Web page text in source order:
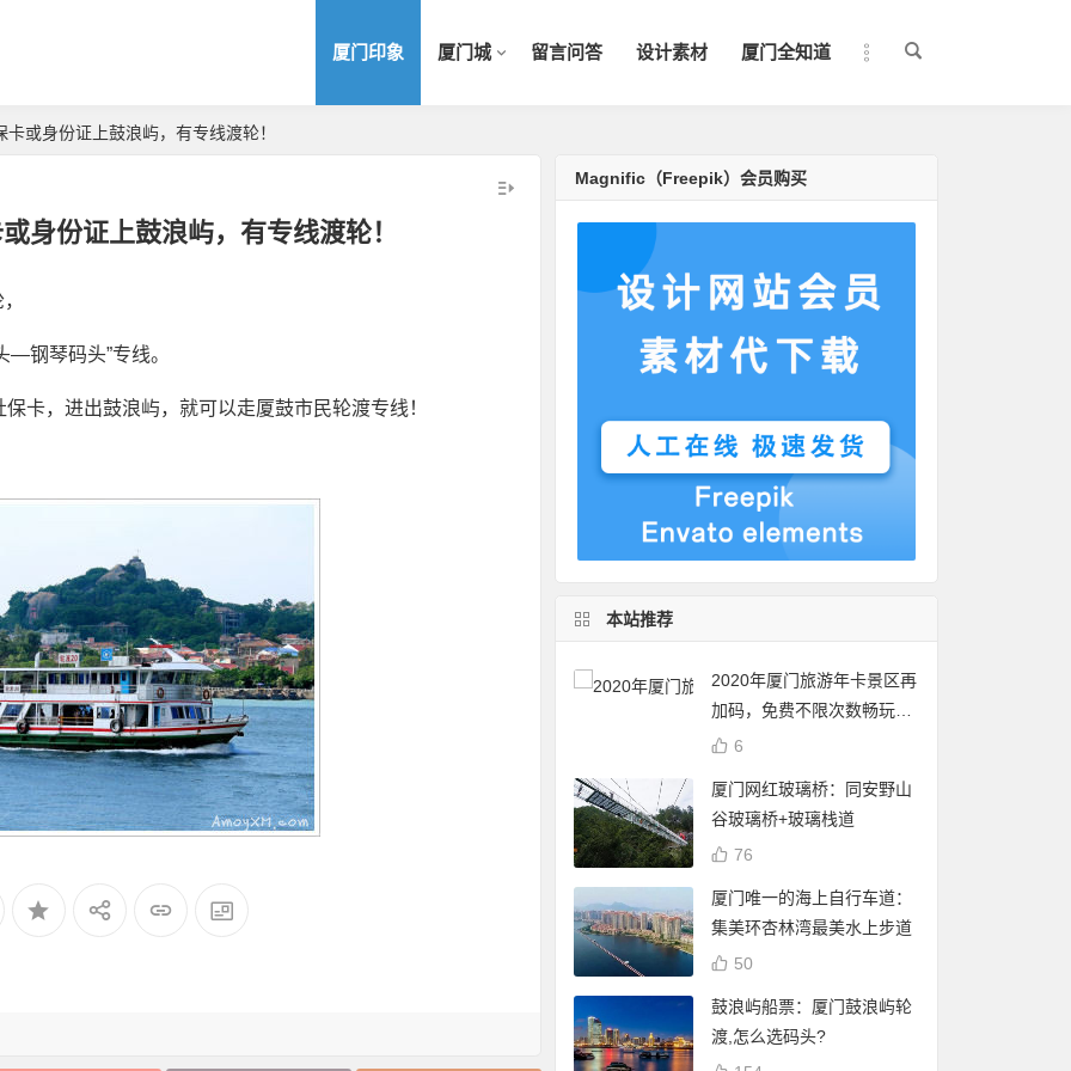
厦门印象 厦门城 留言问答 设计素材 厦门全知道
或身份证上鼓浪屿，有专线渡轮！
身份证上鼓浪屿，有专线渡轮！
—钢琴码头”专线。
卡，进出鼓浪屿，就可以走厦鼓市民轮渡专线！
Magnific（Freepik）会员购买
本站推荐
2020年厦门旅游年卡景区再
加码，免费不限次数畅玩24
个景点
6
厦门网红玻璃桥：同安野山
谷玻璃桥+玻璃栈道
76
厦门唯一的海上自行车道：
集美环杏林湾最美水上步道
50
鼓浪屿船票：厦门鼓浪屿轮
渡,怎么选码头?